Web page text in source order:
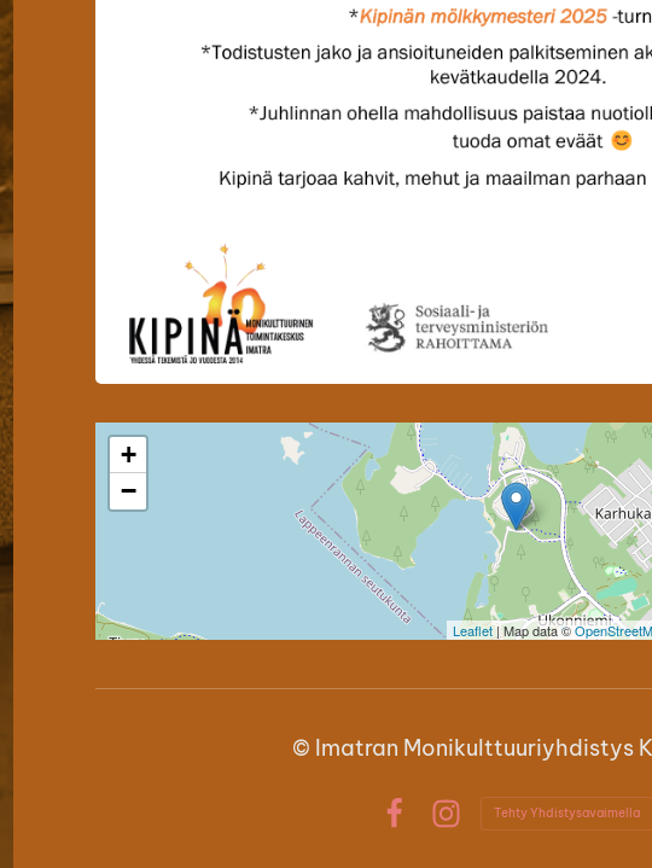
+
−
Leaflet| Map data ©
© Imatran Monikulttuuriyhdistys
Tehty Yhdistysavaimella